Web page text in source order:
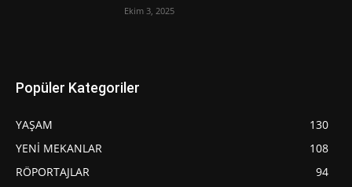
Ekim 3, 2025
Popüler Kategoriler
YAŞAM
130
YENİ MEKANLAR
108
RÖPORTAJLAR
94